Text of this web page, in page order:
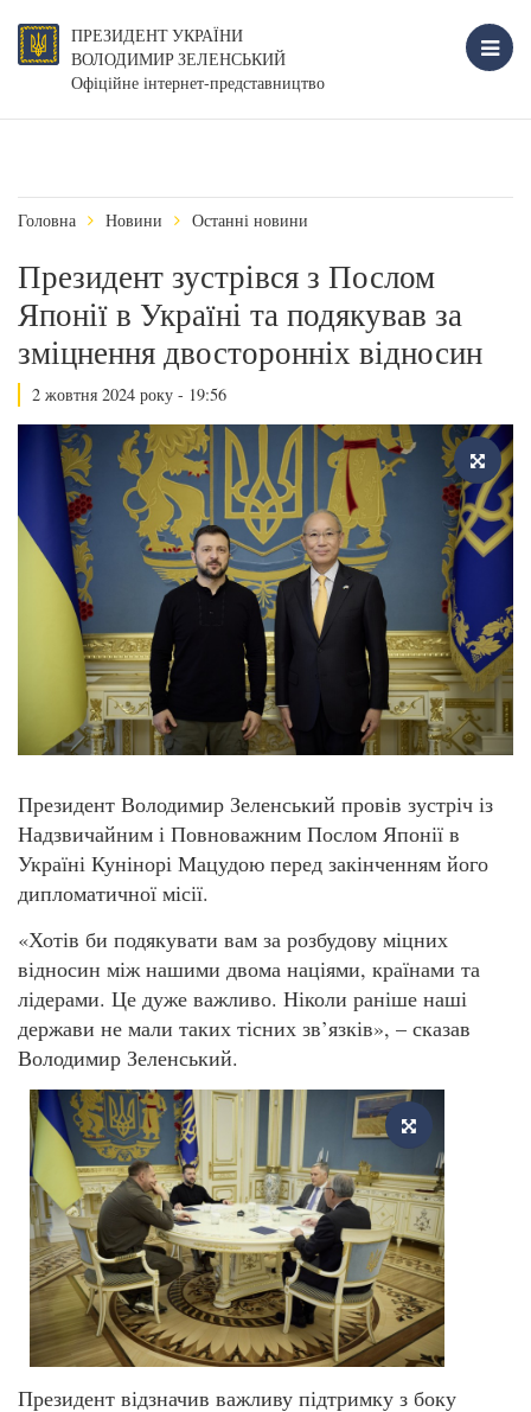
ПРЕЗИДЕНТ УКРАЇНИ
ВОЛОДИМИР ЗЕЛЕНСЬКИЙ
Офіційне інтернет-представництво
Головна Новини Останні новини
Президент зустрівся з Послом
Японії в Україні та подякував за
зміцнення двосторонніх відносин
2 жовтня 2024 року - 19:56
Президент Володимир Зеленський провів зустріч із
Надзвичайним і Повноважним Послом Японії в
Україні Кунінорі Мацудою перед закінченням його
дипломатичної місії.
«Хотів би подякувати вам за розбудову міцних
відносин між нашими двома націями, країнами та
лідерами. Це дуже важливо. Ніколи раніше наші
держави не мали таких тісних зв’язків», – сказав
Володимир Зеленський.
Президент відзначив важливу підтримку з боку